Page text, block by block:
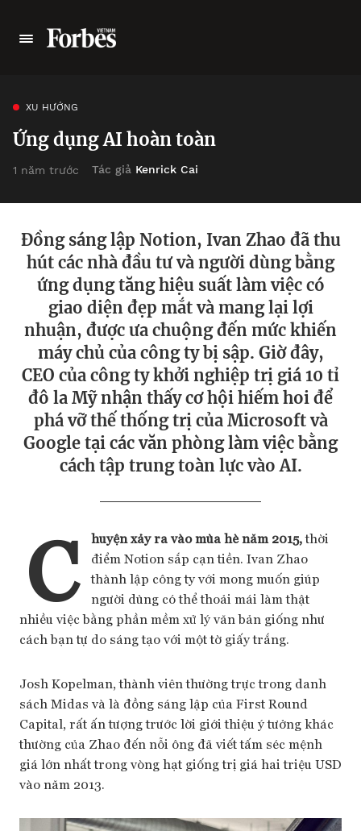
XU HƯỚNG
Ứng dụng AI hoàn toàn
1 năm trước Tác giả Kenrick Cai
Đồng sáng lập Notion, Ivan Zhao đã thu
hút các nhà đầu tư và người dùng bằng
ứng dụng tăng hiệu suất làm việc có
giao diện đẹp mắt và mang lại lợi
nhuận, được ưa chuộng đến mức khiến
máy chủ của công ty bị sập. Giờ đây,
CEO của công ty khởi nghiệp trị giá 10 tỉ
đô la Mỹ nhận thấy cơ hội hiếm hoi để
phá vỡ thế thống trị của Microsoft và
Google tại các văn phòng làm việc bằng
cách tập trung toàn lực vào AI.
C huyện xảy ra vào mùa hè năm 2015,thời
điểm Notion sắp cạn tiền. Ivan Zhao
thành lập công ty với mong muốn giúp
người dùng có thể thoải mái làm thật
nhiều việc bằng phần mềm xử lý văn bản giống như
cách bạn tự do sáng tạo với một tờ giấy trắng.
Josh Kopelman, thành viên thường trực trong danh
sách Midas và là đồng sáng lập của First Round
Capital, rất ấn tượng trước lời giới thiệu ý tưởng khác
thường của Zhao đến nỗi ông đã viết tấm séc mệnh
giá lớn nhất trong vòng hạt giống trị giá hai triệu USD
vào năm 2013.